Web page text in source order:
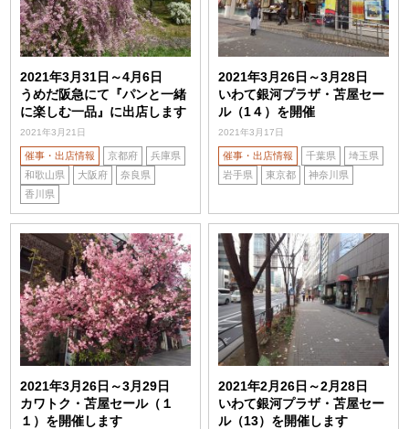
2021年3月31日～4月6日
うめだ阪急にて『パンと一緒
に楽しむ一品』に出店します
2021年3月21日
催事・出店情報 京都府
兵庫県
和歌山県
大阪府
奈良県
香川県
2021年3月26日～3月28日
いわて銀河プラザ・苫屋セー
ル（1４）を開催
2021年3月17日
催事・出店情報 千葉県
埼玉県
岩手県
東京都 神奈川県
2021年3月26日～3月29日
カワトク・苫屋セール（１
１）を開催します
2021年2月26日～2月28日
いわて銀河プラザ・苫屋セー
ル（13）を開催します